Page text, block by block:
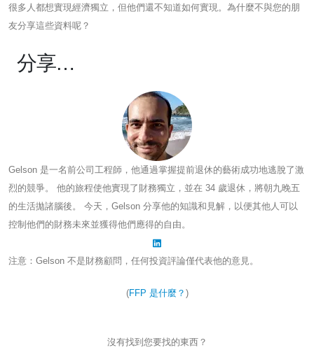
很多人都想實現經濟獨立，但他們還不知道如何實現。為什麼不與您的朋
友分享這些資料呢？
分享…
Gelson 是一名前公司工程師，他通過掌握提前退休的藝術成功地逃脫了激
烈的競爭。 他的旅程使他實現了財務獨立，並在 34 歲退休，將朝九晚五
的生活拋諸腦後。 今天，Gelson 分享他的知識和見解，以便其他人可以
控制他們的財務未來並獲得他們應得的自由。
注意：Gelson 不是財務顧問，任何投資評論僅代表他的意見。
(FFP 是什麼？ )
沒有找到您要找的東西？